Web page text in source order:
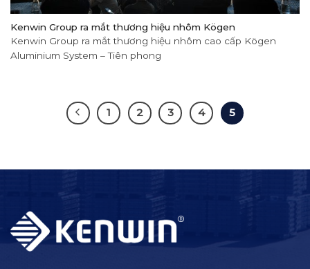
Kenwin Group ra mắt thương hiệu nhôm Kögen
Kenwin Group ra mắt thương hiệu nhôm cao cấp Kögen
Aluminium System – Tiên phong
1 2 3 4 5